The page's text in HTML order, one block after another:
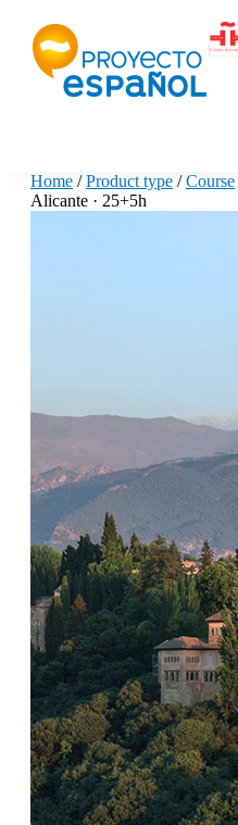
Home /Product type /Course
Alicante · 25+5h